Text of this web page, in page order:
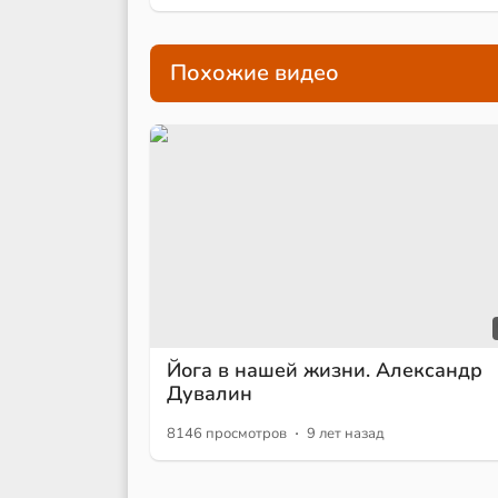
Похожие видео
Йога в нашей жизни. Александр
Дувалин
8146 просмотров · 9 лет назад